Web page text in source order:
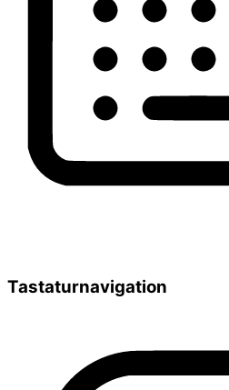
Tastaturnavigation